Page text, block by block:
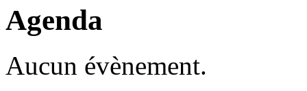
Agenda
Aucun évènement.